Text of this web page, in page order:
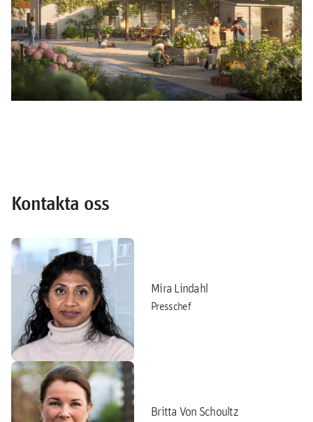
Kontakta oss
Mira Lindahl
Presschef
Britta Von Schoultz